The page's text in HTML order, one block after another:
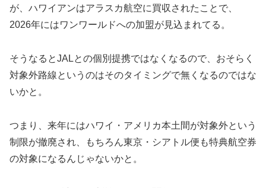
が、ハワイアンはアラスカ航空に買収されたことで、
2026年にはワンワールドへの加盟が見込まれてる。
そうなるとJALとの個別提携ではなくなるので、おそらく
対象外路線というのはそのタイミングで無くなるのではな
いかと。
つまり、来年にはハワイ・アメリカ本土間が対象外という
制限が撤廃され、もちろん東京・シアトル便も特典航空券
の対象になるんじゃないかと。